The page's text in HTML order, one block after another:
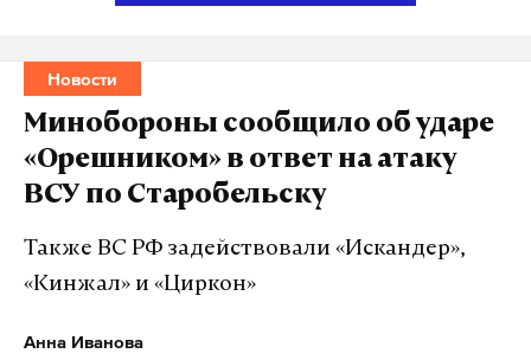
тромбоэмболии. Собеседник агентства рассказал,
что тело мэра нашли в его собственном доме.
Таймураз Ахохов был назначен на пост мэра в
июне 2018 года. До этого он был исполняющим
обязанности.
Подпишитесь на Daily Storm в
Новости
Минобороны сообщило об ударе
«Орешником» в ответ на атаку
ВСУ по Старобельску
Также ВС РФ задействовали «Искандер»,
«Кинжал» и «Циркон»
Анна Иванова